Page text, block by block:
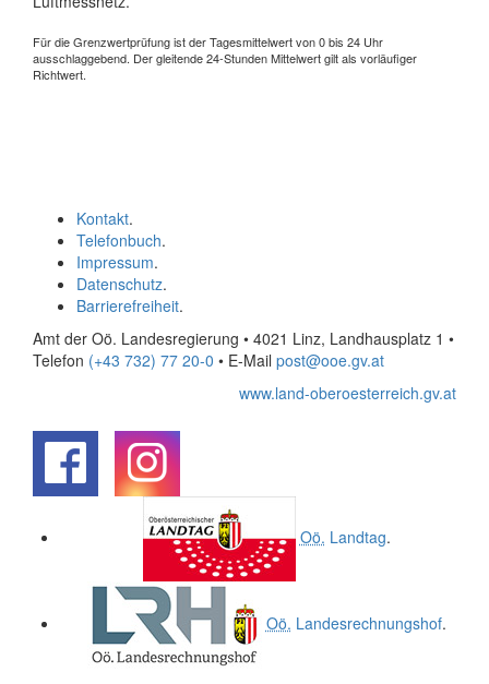
Für die Grenzwertprüfung ist der Tagesmittelwert von 0 bis 24 Uhr
ausschlaggebend. Der gleitende 24-Stunden Mittelwert gilt als vorläufiger
Richtwert.
Kontakt.
Telefonbuch.
Impressum.
Datenschutz.
Barrierefreiheit.
Amt der Oö. Landesregierung • 4021 Linz, Landhausplatz 1 •
Telefon (+43 732) 77 20-0 • E-Mail post@ooe.gv.at
www.land-oberoesterreich.gv.at
Oö. Landtag.
Oö. Landesrechnungshof.